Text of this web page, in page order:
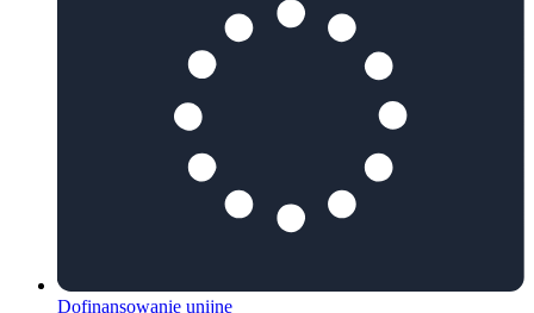
Dofinansowanie unijne